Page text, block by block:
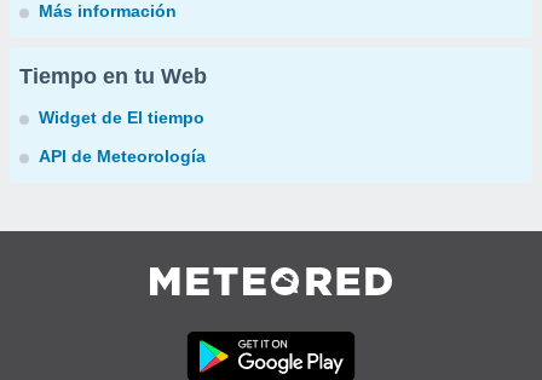
Más información
Tiempo en tu Web
Widget de El tiempo
API de Meteorología